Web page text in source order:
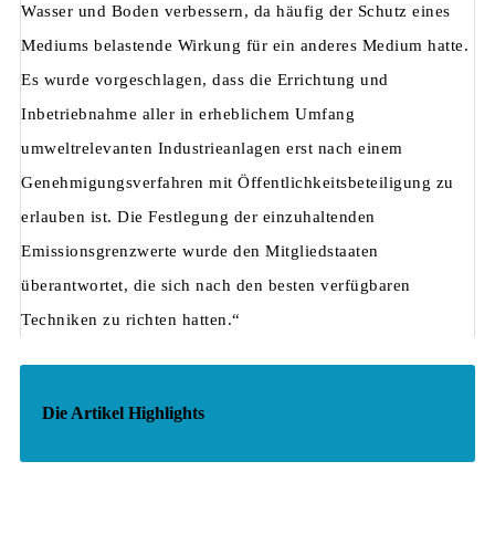
Wasser und Boden verbes­sern, da häufig der Schutz eines
Mediums belastende Wirkung für ein anderes Medi­um hatte.
Es wurde vorgeschlagen, dass die Errichtung und
Inbetriebnahme aller in er­heblichem Umfang
umweltrelevanten Industrieanlagen erst nach einem
Genehmi­gungsverfahren mit Öffentlichkeitsbeteiligung zu
erlauben ist. Die Festlegung der ein­zuhaltenden
Emissionsgrenzwerte wurde den Mitgliedstaaten
überantwortet, die sich nach den besten verfügbaren
Techniken zu richten hatten.“
Die Artikel Highlights